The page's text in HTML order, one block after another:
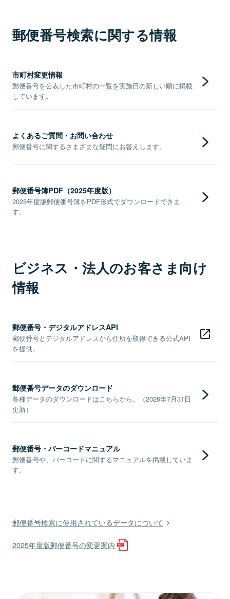
郵便番号検索に関する情報
市町村変更情報
郵便番号を公表した市町村の一覧を実施日の新しい順に掲載
しています。
よくあるご質問・お問い合わせ
郵便番号に関するさまざまな疑問にお答えします。
郵便番号簿PDF（2025年度版）
2025年度版郵便番号簿をPDF形式でダウンロードできま
す。
ビジネス・法人のお客さま向け
情報
郵便番号・デジタルアドレスAPI
郵便番号とデジタルアドレスから住所を取得できる公式API
を提供。
郵便番号データのダウンロード
各種データのダウンロードはこちらから。（2026年7月31日
更新）
郵便番号・バーコードマニュアル
郵便番号や、バーコードに関するマニュアルを掲載していま
す。
郵便番号検索に使用されているデータについて
2025年度版郵便番号の変更案内